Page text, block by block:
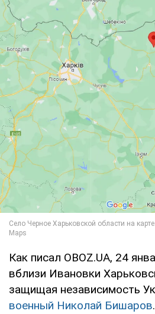
Как писал OBOZ.UA, 24
вблизи Ивановки
защищая независимость
военный Николай Бишаров